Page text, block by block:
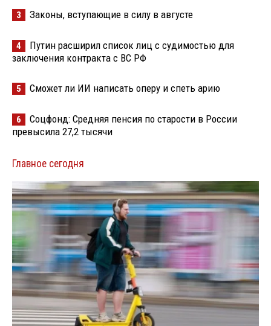
3 Законы, вступающие в силу в августе
4
Путин расширил список лиц с судимостью для
заключения контракта с ВС РФ
5 Сможет ли ИИ написать оперу и спеть арию
6
Соцфонд: Средняя пенсия по старости в России
превысила 27,2 тысячи
Главное сегодня